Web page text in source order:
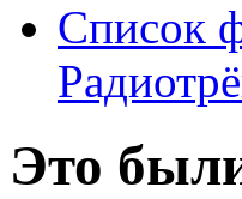
Список
Это